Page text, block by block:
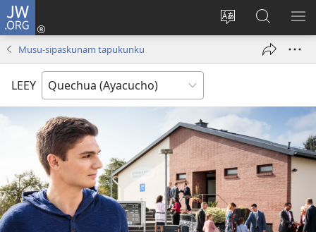
JW.ORG
Rimaynikita
cambianapaq
Qallarinaykipaq
(abre
JW.ORG
nisqapi
Musu-sipaskunam tapukunku
LEEY